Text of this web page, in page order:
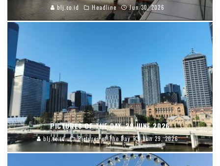
blj.co.id Headline Jun 30, 2026
PICTURES OF THE DAY, 29 JUNE 2026
blj.co.id Pictures of The Day Jun 29, 2026